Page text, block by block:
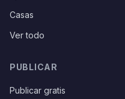
Casas
Ver todo
PUBLICAR
Publicar gratis